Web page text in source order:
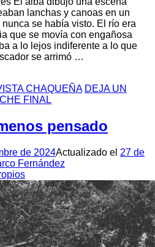
lanchas y canoas en un
se había visto. El río era
que se movía con engañosa
a lo lejos indiferente a lo que
se arrimó …
CHAQUEÑA DEJA UN
FINAL
pensado
de 2024Actualizado el 27 de
Fernández